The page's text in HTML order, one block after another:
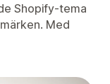
Shopify-tema
Med